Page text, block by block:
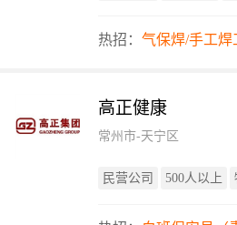
热招： 气保焊/手工焊
高正健康
常州市-天宁区
民营公司 500人以上